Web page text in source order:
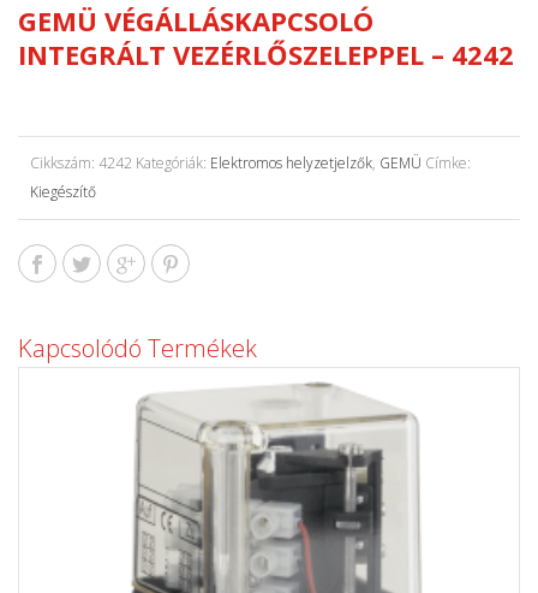
GEMÜ VÉGÁLLÁSKAPCSOLÓ
INTEGRÁLT VEZÉRLŐSZELEPPEL – 4242
Cikkszám: 4242 Kategóriák: Elektromos helyzetjelzők, GEMÜ Címke:
Kiegészítő
Kapcsolódó Termékek